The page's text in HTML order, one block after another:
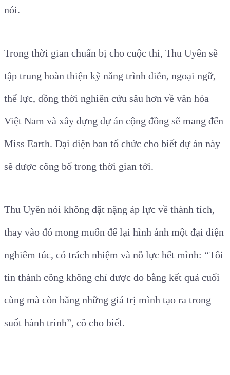
nói.
Trong thời gian chuẩn bị cho cuộc thi, Thu Uyên sẽ
tập trung hoàn thiện kỹ năng trình diễn, ngoại ngữ,
thể lực, đồng thời nghiên cứu sâu hơn về văn hóa
Việt Nam và xây dựng dự án cộng đồng sẽ mang đến
Miss Earth. Đại diện ban tổ chức cho biết dự án này
sẽ được công bố trong thời gian tới.
Thu Uyên nói không đặt nặng áp lực về thành tích,
thay vào đó mong muốn để lại hình ảnh một đại diện
nghiêm túc, có trách nhiệm và nỗ lực hết mình: “Tôi
tin thành công không chỉ được đo bằng kết quả cuối
cùng mà còn bằng những giá trị mình tạo ra trong
suốt hành trình”, cô cho biết.